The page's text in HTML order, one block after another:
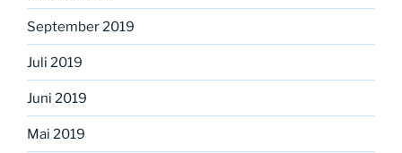
September 2019
Juli 2019
Juni 2019
Mai 2019